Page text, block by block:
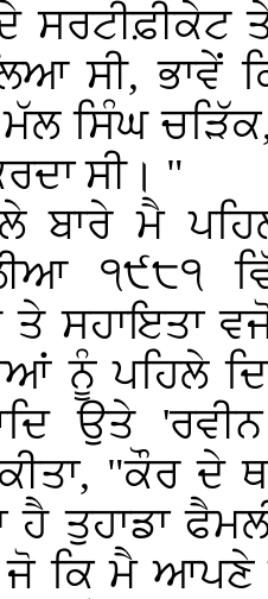
ਸਰਟੀਫ਼ੀਕੇਟ
ਸੀ, ਭਾਵੇਂ
ਸਿੰਘ ਚੜਿੱਕ,
ਸੀ। "
ਬਾਰੇ ਮੈ
੧੯੮੧
ਤੇ ਸਹਾਇਤਾ
ਨੂੰ ਪਹਿਲੇ
ਉਤੇ 'ਰਵੀਨ
"ਕੌਰ ਦੇ
ਹੈ ਤੁਹਾਡਾ
ਜੋ ਕਿ ਮੈ